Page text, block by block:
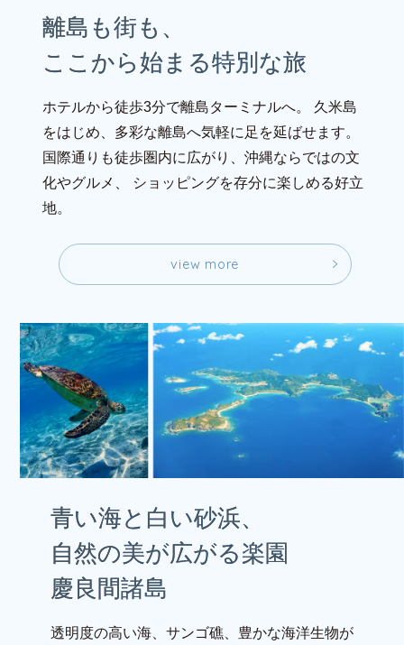
離島も街も、
ここから始まる特別な旅
ホテルから徒歩3分で離島ターミナルへ。
久米島
をはじめ、多彩な離島へ気軽に足を延ばせます。
国際通りも徒歩圏内に広がり、沖縄ならではの文
化やグルメ、
ショッピングを存分に楽しめる好立
地。
view more
青い海と白い砂浜、
自然の美が広がる楽園
慶良間諸島
透明度の高い海、サンゴ礁、豊かな海洋生物が